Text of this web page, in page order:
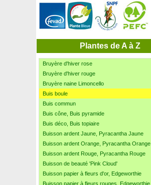
Plantes de A à Z
Bruyère d'été Blanche
Bruyère d'été Jaune
Bruyère d'été Rose
Bruyère d'été Violette
Bruyère d'hiver blanche
Bruyère d'hiver rose
Bruyère d'hiver rouge
Bruyère naine Limoncello
Buis boule
Buis commun
Buis cône, Buis pyramide
Buis déco, Buis topiaire
Buisson ardent Jaune, Pyracantha Jaune
Buisson ardent Orange, Pyracantha Orange
Buisson ardent Rouge, Pyracantha Rouge
Buisson de beauté 'Pink Cloud'
Buisson papier à fleurs d'or, Edgeworthie
Buisson papier à fleurs rouges, Edgeworthie